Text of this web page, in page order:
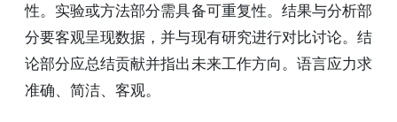
性。实验或方法部分需具备可重复性。结果与分析部
分要客观呈现数据，并与现有研究进行对比讨论。结
论部分应总结贡献并指出未来工作方向。语言应力求
准确、简洁、客观。